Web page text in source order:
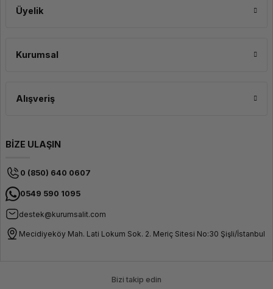
Üyelik
Kurumsal
Alışveriş
BİZE ULAŞIN
0 (850) 640 0607
0549 590 1095
destek@kurumsalit.com
Mecidiyeköy Mah. Lati Lokum Sok. 2. Meriç Sitesi No:30 Şişli/İstanbul
Bizi takip edin